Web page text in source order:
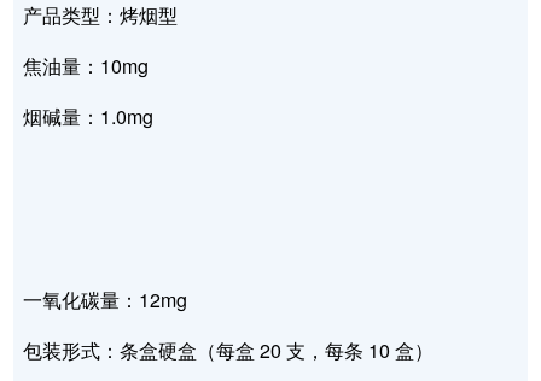
产品类型：烤烟型
焦油量：10mg
烟碱量：1.0mg
一氧化碳量：12mg
包装形式：条盒硬盒（每盒 20 支，每条 10 盒）